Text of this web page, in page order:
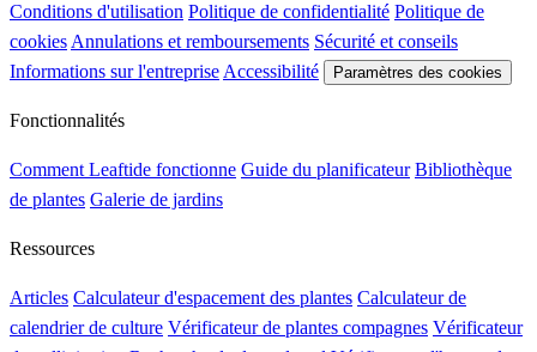
Conditions d'utilisation Politique de confidentialité Politique de
cookies Annulations et remboursements Sécurité et conseils
Informations sur l'entreprise Accessibilité Paramètres des cookies
Fonctionnalités
Comment Leaftide fonctionne Guide du planificateur Bibliothèque
de plantes Galerie de jardins
Ressources
Articles Calculateur d'espacement des plantes Calculateur de
calendrier de culture Vérificateur de plantes compagnes Vérificateur